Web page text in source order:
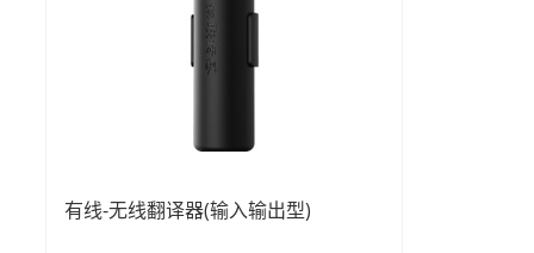
有线-无线翻译器(输入输出型)